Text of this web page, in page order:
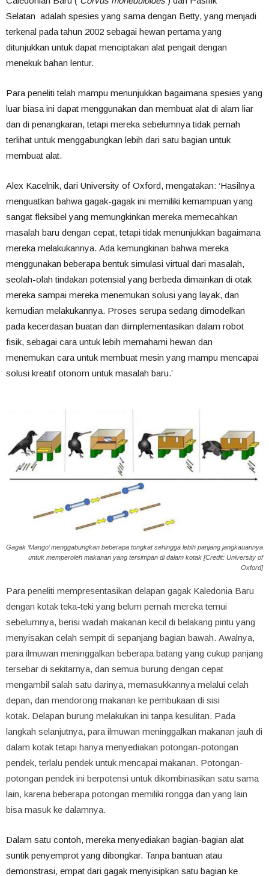
Selatan adalah spesies yang sama dengan Betty, yang menjadi
terkenal pada tahun 2002 sebagai hewan pertama yang
ditunjukkan untuk dapat menciptakan alat pengait dengan
menekuk bahan lentur.
Para peneliti telah mampu menunjukkan bagaimana spesies yang
luar biasa ini dapat menggunakan dan membuat alat di alam liar
dan di penangkaran, tetapi mereka sebelumnya tidak pernah
terlihat untuk menggabungkan lebih dari satu bagian untuk
membuat alat.
Alex Kacelnik, dari University of Oxford, mengatakan: ‘Hasilnya
menguatkan bahwa gagak-gagak ini memiliki kemampuan yang
sangat fleksibel yang memungkinkan mereka memecahkan
masalah baru dengan cepat, tetapi tidak menunjukkan bagaimana
mereka melakukannya. Ada kemungkinan bahwa mereka
menggunakan beberapa bentuk simulasi virtual dari masalah,
seolah-olah tindakan potensial yang berbeda dimainkan di otak
mereka sampai mereka menemukan solusi yang layak, dan
kemudian melakukannya. Proses serupa sedang dimodelkan
pada kecerdasan buatan dan diimplementasikan dalam robot
fisik, sebagai cara untuk lebih memahami hewan dan
menemukan cara untuk membuat mesin yang mampu mencapai
solusi kreatif otonom untuk masalah baru.’
Gagak ‘Mango’ menggabungkan beberapa tongkat sehingga lebih panjang jangkauannya
untuk memperoleh makanan yang tersimpan di dalam kotak [Credit: University of
Oxford]
Para peneliti mempresentasikan delapan gagak Kaledonia Baru
dengan kotak teka-teki yang belum pernah mereka temui
sebelumnya, berisi wadah makanan kecil di belakang pintu yang
menyisakan celah sempit di sepanjang bagian bawah. Awalnya,
para ilmuwan meninggalkan beberapa batang yang cukup panjang
tersebar di sekitarnya, dan semua burung dengan cepat
mengambil salah satu darinya, memasukkannya melalui celah
depan, dan mendorong makanan ke pembukaan di sisi
kotak. Delapan burung melakukan ini tanpa kesulitan. Pada
langkah selanjutnya, para ilmuwan meninggalkan makanan jauh di
dalam kotak tetapi hanya menyediakan potongan-potongan
pendek, terlalu pendek untuk mencapai makanan. Potongan-
potongan pendek ini berpotensi untuk dikombinasikan satu sama
lain, karena beberapa potongan memiliki rongga dan yang lain
bisa masuk ke dalamnya.
Dalam satu contoh, mereka menyediakan bagian-bagian alat
suntik penyemprot yang dibongkar. Tanpa bantuan atau
demonstrasi, empat dari gagak menyisipkan satu bagian ke